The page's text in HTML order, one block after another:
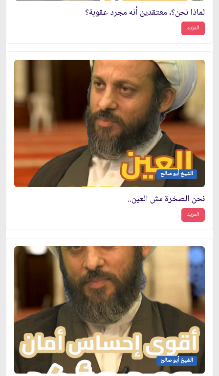
لماذا نحن؟، معتقدين أنه مجرد عقوبة؟
المزيد
الشيخ أبو صالح
نحن الصخرة مش العين..
المزيد
الشيخ أبو صالح